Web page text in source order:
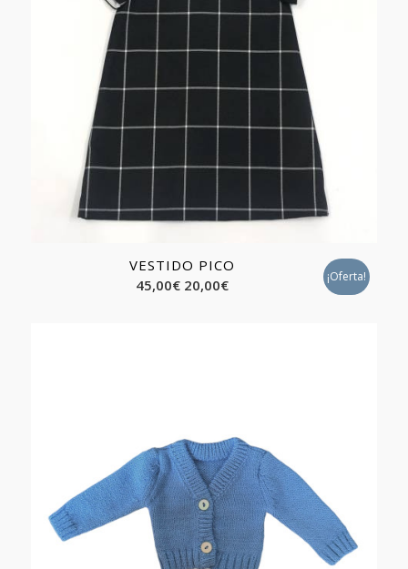
VESTIDO PICO
45,00€ 20,00€ ¡Oferta!